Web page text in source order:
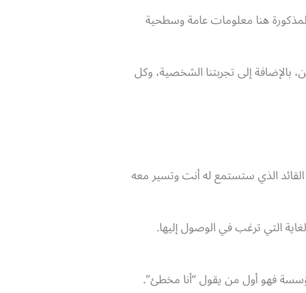
هنا معلومات عامة وسطحية
إلى تجربتنا الشخصية، وكل
القائد الذي ستستمع له أنت وتسير معه
التي ترغب في الوصول إليها.
فهو أول من يقول “أنا مخطئ”.